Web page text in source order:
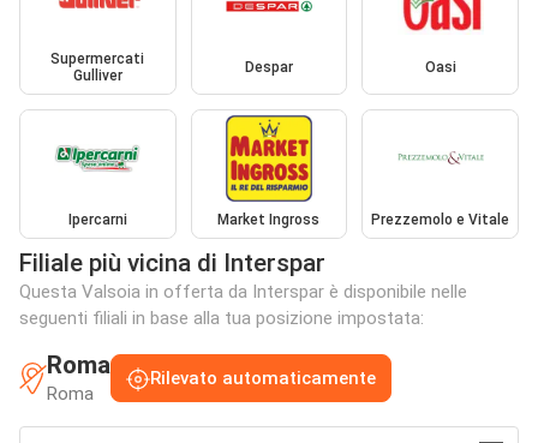
Supermercati
Gulliver
Despar Oasi
Ipercarni Market Ingross Prezzemolo e Vitale
Filiale più vicina di Interspar
Questa Valsoia in offerta da Interspar è disponibile nelle
seguenti filiali in base alla tua posizione impostata:
Roma
Roma
Rilevato automaticamente